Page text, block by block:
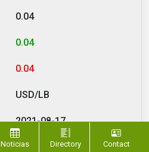
0.04
0.04
0.04
USD/LB
2021-08-17
Noticias Directory Contact